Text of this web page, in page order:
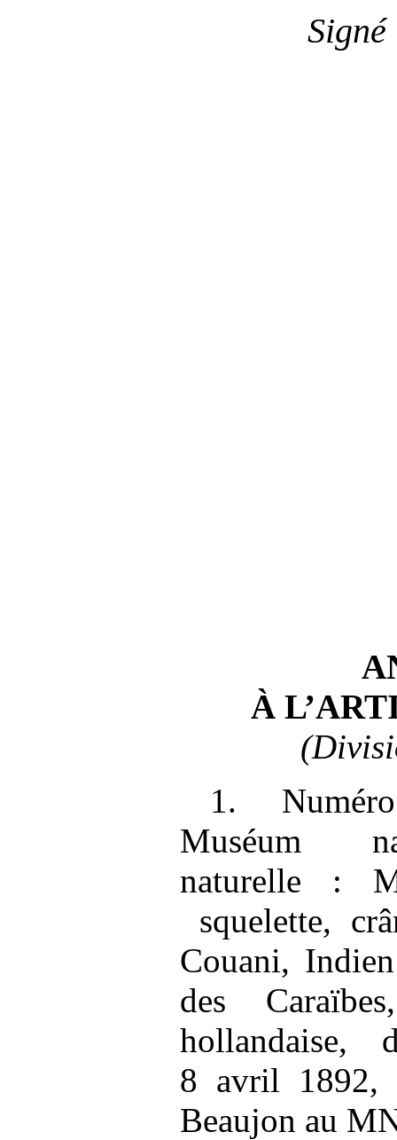
Signé
À
1.
Muséum
naturelle :
squelette,
Couani,
des
hollandaise,
8 avril 1892,
Beaujon au